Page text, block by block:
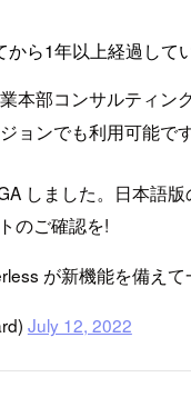
ら1年以上経過して
本部コンサルティン
ョンでも利用可能です
しました。日本語
のご確認を!
が新機能を備え
July 12, 2022